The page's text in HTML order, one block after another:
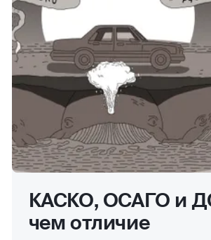
КАСКО, ОСАГО и
чем отличие